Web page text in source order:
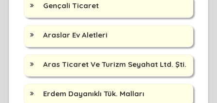
Gençali Ticaret
Araslar Ev Aletleri
Aras Ticaret Ve Turizm Seyahat Ltd. Şti.
Erdem Dayanıklı Tük. Malları